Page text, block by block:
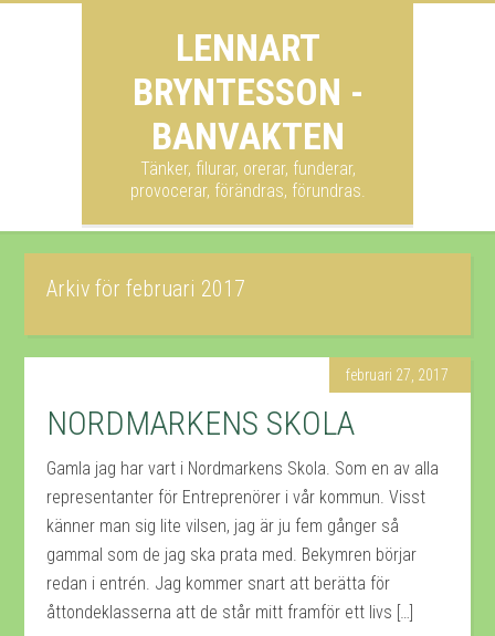
LENNART
BRYNTESSON -
BANVAKTEN
Tänker, filurar, orerar, funderar,
provocerar, förändras, förundras.
Arkiv för februari 2017
februari 27, 2017
NORDMARKENS SKOLA
Gamla jag har vart i Nordmarkens Skola. Som en av alla
representanter för Entreprenörer i vår kommun. Visst
känner man sig lite vilsen, jag är ju fem gånger så
gammal som de jag ska prata med. Bekymren börjar
redan i entrén. Jag kommer snart att berätta för
åttondeklasserna att de står mitt framför ett livs […]